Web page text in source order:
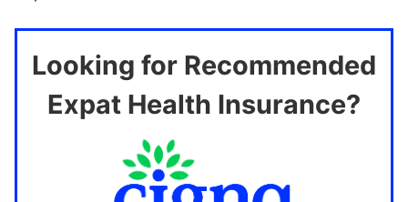
Looking for Recommended
Expat Health Insurance?